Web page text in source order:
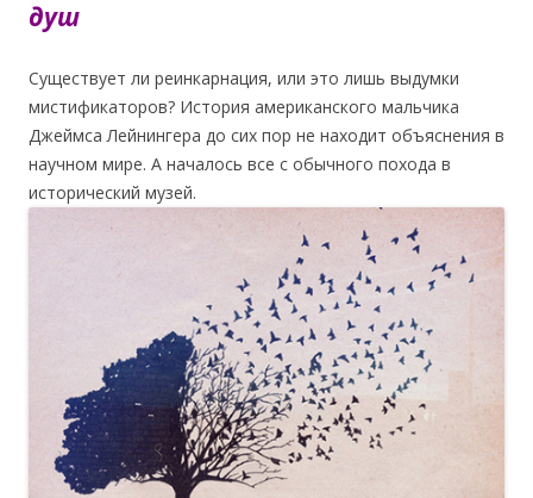
душ
Существует ли реинкарнация, или это лишь выдумки
мистификаторов? История американского мальчика
Джеймса Лейнингера до сих пор не находит объяснения в
научном мире. А началось все с обычного похода в
исторический музей.